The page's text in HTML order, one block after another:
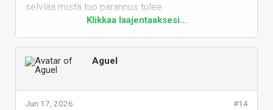
420mm versio mutta ei 280mm mallia? Ja
missä on tosiaan Chromax.black mallit, pitääkö
niitä odottaa taas Noctuan tuttuun tapaan
Lian Li GA II Lite 360 on 1,5 kertaa halvempi,
PWM rajoitettuna senkin föönit saa hiljaiseksi...
selviää mistä tuo parannus tulee.
muok. arvaillaan lisää että tuo noctuan vrm tuuletin
Vastaa
Klikkaa laajentaaksesi...
Aguel
#14
Jun 17, 2026